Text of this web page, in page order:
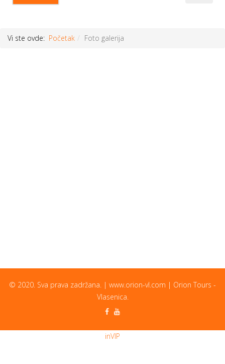
Vi ste ovde: Početak Foto galerija
© 2020. Sva prava zadržana. | www.orion-vl.com | Orion Tours -
Vlasenica.
inVIP